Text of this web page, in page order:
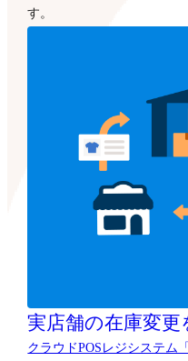
す。
実店舗の在庫変更
クラウドPOSレジシステム